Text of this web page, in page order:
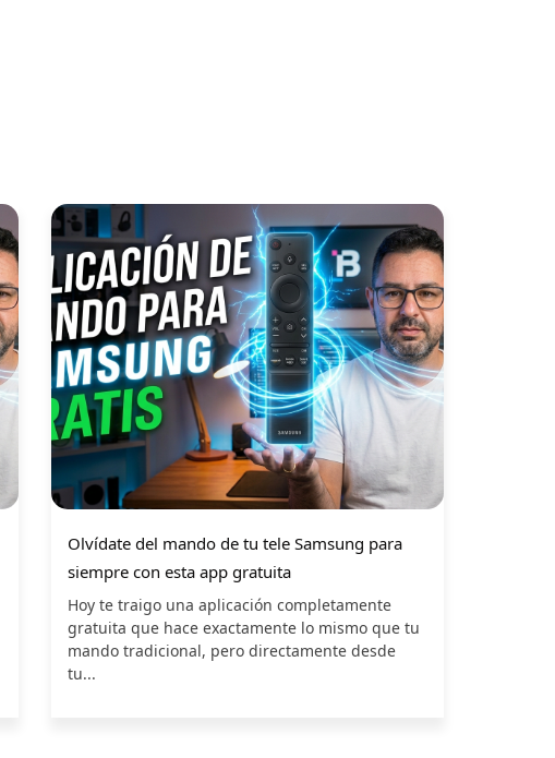
Olvídate del mando de tu tele Samsung para
siempre con esta app gratuita
Hoy te traigo una aplicación completamente
gratuita que hace exactamente lo mismo que tu
mando tradicional, pero directamente desde
tu...